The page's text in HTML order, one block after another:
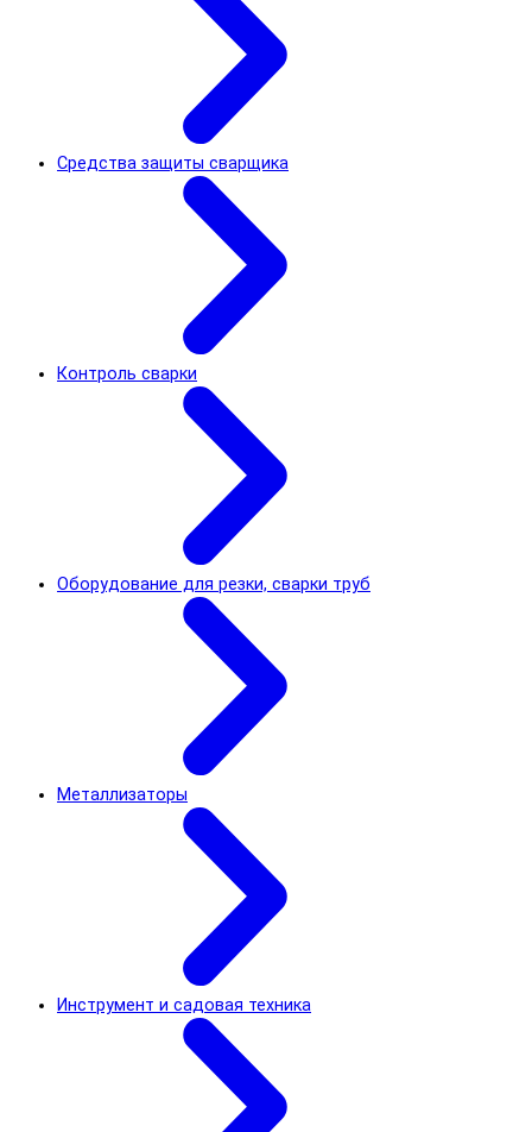
Средства защиты сварщика
Контроль сварки
Оборудование для резки, сварки труб
Металлизаторы
Инструмент и садовая техника